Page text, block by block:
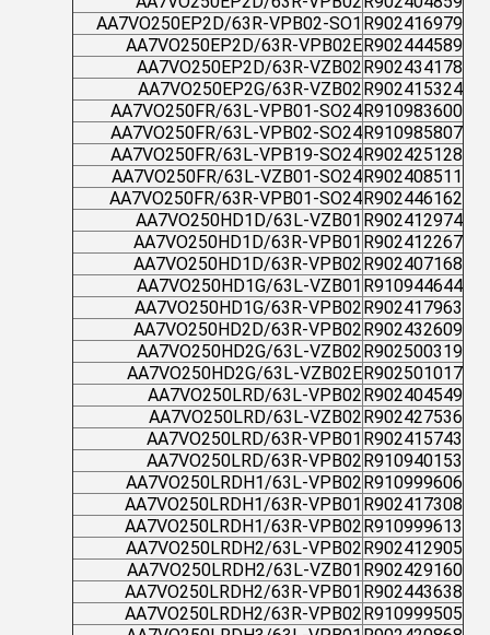
R902416979
AA7VO250EP2D/63R-VPB02-SO1
R902444589
AA7VO250EP2D/63R-VPB02E
R902434178
AA7VO250EP2D/63R-VZB02
R902415324
AA7VO250EP2G/63R-VZB02
R910983600
AA7VO250FR/63L-VPB01-SO24
R910985807
AA7VO250FR/63L-VPB02-SO24
R902425128
AA7VO250FR/63L-VPB19-SO24
R902408511
AA7VO250FR/63L-VZB01-SO24
R902446162
AA7VO250FR/63R-VPB01-SO24
R902412974
AA7VO250HD1D/63L-VZB01
R902412267
AA7VO250HD1D/63R-VPB01
R902407168
AA7VO250HD1D/63R-VPB02
R910944644
AA7VO250HD1G/63L-VZB01
R902417963
AA7VO250HD1G/63R-VPB02
R902432609
AA7VO250HD2D/63R-VPB02
R902500319
AA7VO250HD2G/63L-VZB02
R902501017
AA7VO250HD2G/63L-VZB02E
R902404549
AA7VO250LRD/63L-VPB02
R902427536
AA7VO250LRD/63L-VZB02
R902415743
AA7VO250LRD/63R-VPB01
R910940153
AA7VO250LRD/63R-VPB02
R910999606
AA7VO250LRDH1/63L-VPB02
R902417308
AA7VO250LRDH1/63R-VPB01
R910999613
AA7VO250LRDH1/63R-VPB02
R902412905
AA7VO250LRDH2/63L-VPB02
R902429160
AA7VO250LRDH2/63L-VZB01
R902443638
AA7VO250LRDH2/63R-VPB01
R910999505
AA7VO250LRDH2/63R-VPB02